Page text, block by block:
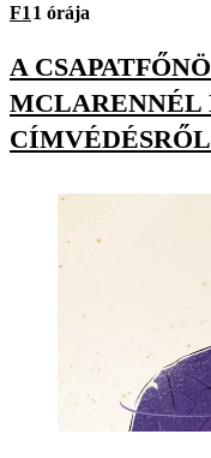
F1 1 órája
A
MCLARENNÉL
CÍMVÉDÉSRŐL